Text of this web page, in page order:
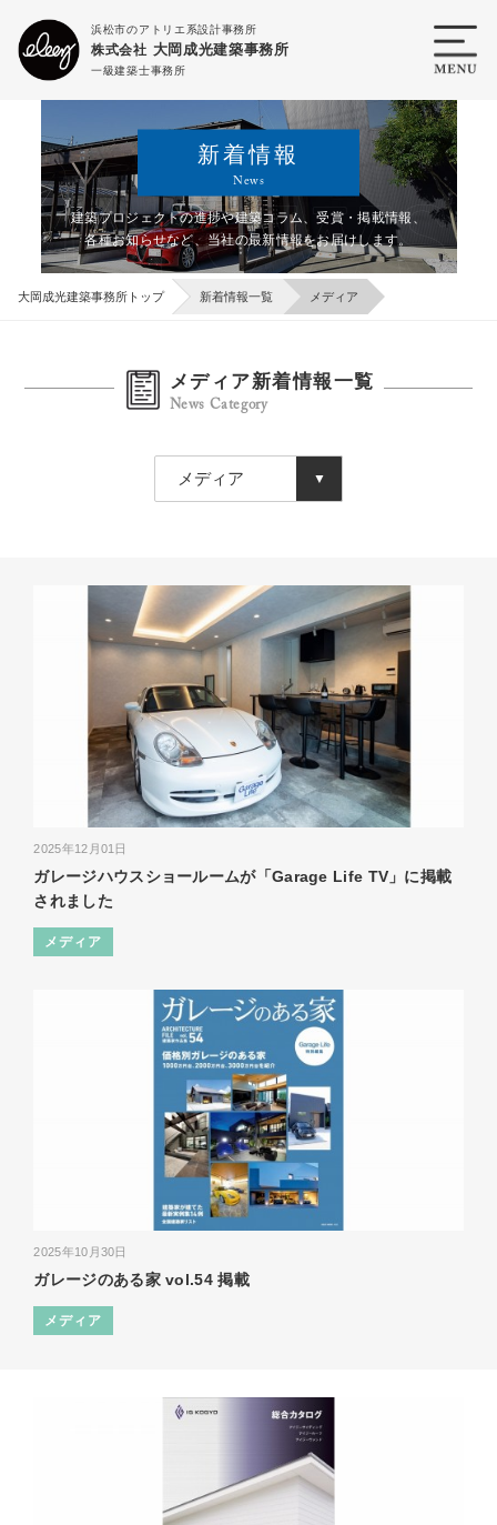
浜松市のアトリエ系設計事務所
株式会社 大岡成光建築事務所
一級建築士事務所
新着情報
News
建築プロジェクトの進捗や建築コラム、受賞・掲載情報、
各種お知らせなど、当社の最新情報をお届けします。
大岡成光建築事務所トップ 新着情報一覧 メディア
メディア新着情報一覧
News Category
2025年12月01日
ガレージハウスショールームが「Garage Life TV」に掲載
されました
メディア
2025年10月30日
ガレージのある家 vol.54 掲載
メディア